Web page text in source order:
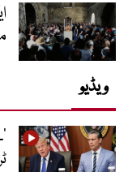
ویڈیو